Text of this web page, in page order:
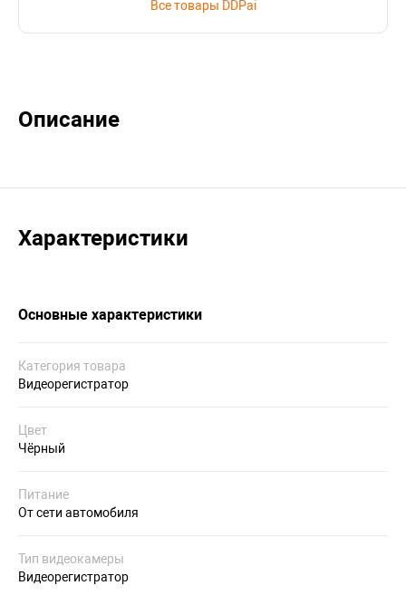
Все товары DDPai
Описание
Характеристики
Основные характеристики
Категория товара
Видеорегистратор
Цвет
Чёрный
Питание
От сети автомобиля
Тип видеокамеры
Видеорегистратор